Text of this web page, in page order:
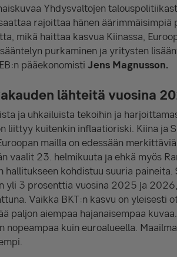
Yhdysvaltojen
rajoittaa hänen äärimmäisimpiä
mikä haittaa kasvua Kiinassa,
purkaminen ja yritysten
pääekonomisti Jens Magnusson.
lähteitä vuosina
ja uhkailuista tekoihin ja
liittyy kuitenkin inflaatioriski. Kiina ja
mailla on edessään
vaalit 23. helmikuuta ja ehkä myös
kohdistuu suuria paineita.
yli 3 prosenttia vuosina 2025 ja
Vaikka BKT:n kasvu on yleisesti
paljon aiempaa hajanaisempaa
kuin euroalueella.